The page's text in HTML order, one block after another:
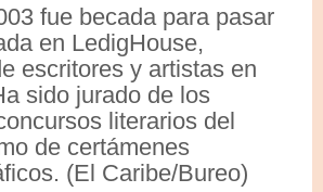
fue becada para pasar
en LedigHouse,
escritores y artistas en
sido jurado de los
literarios del
de certámenes
(El Caribe/Bureo)